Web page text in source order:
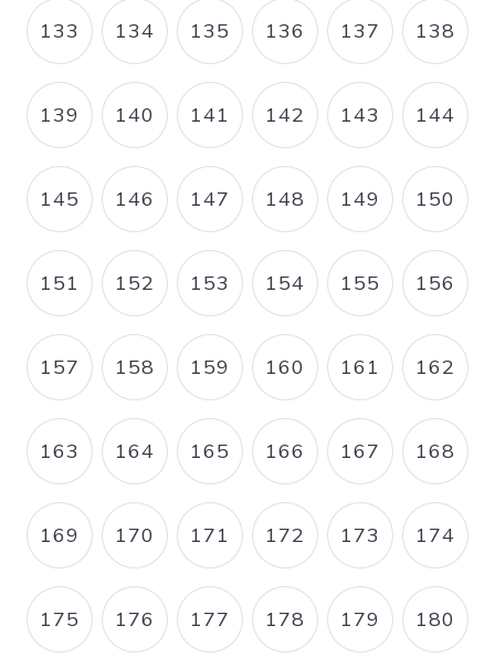
PAGE
133 PAGE
134 PAGE
135 PAGE
136 PAGE
137 PAGE
138
PAGE
139 PAGE
140 PAGE
141 PAGE
142 PAGE
143 PAGE
144
PAGE
145 PAGE
146 PAGE
147 PAGE
148 PAGE
149 PAGE
150
PAGE
151 PAGE
152 PAGE
153 PAGE
154 PAGE
155 PAGE
156
PAGE
157 PAGE
158 PAGE
159 PAGE
160 PAGE
161 PAGE
162
PAGE
163 PAGE
164 PAGE
165 PAGE
166 PAGE
167 PAGE
168
PAGE
169 PAGE
170 PAGE
171 PAGE
172 PAGE
173 PAGE
174
PAGE
175 PAGE
176 PAGE
177 PAGE
178 PAGE
179 PAGE
180